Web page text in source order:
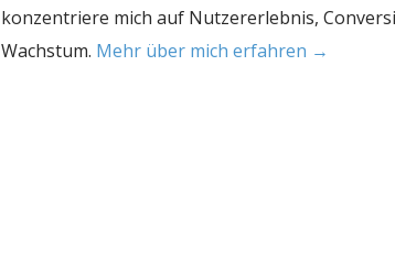
konzentriere mich auf Nutzererlebnis,
Wachstum. Mehr über mich erfahren →